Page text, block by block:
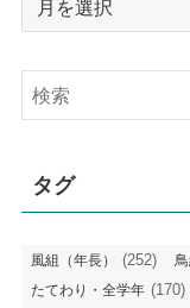
記
事
タグ
風組（年長） (252) 鳥
たてわり・全学年 (170)